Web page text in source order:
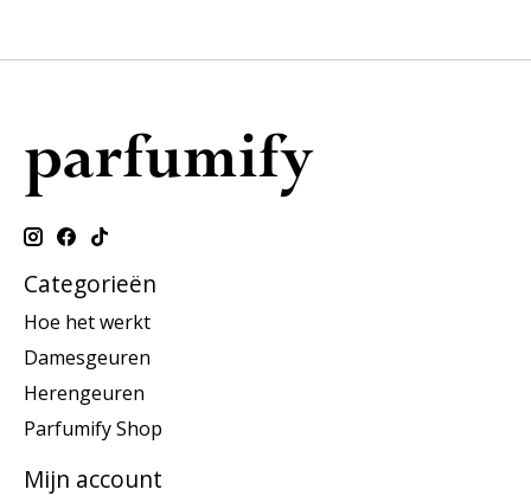
Categorieën
Hoe het werkt
Damesgeuren
Herengeuren
Parfumify Shop
Mijn account